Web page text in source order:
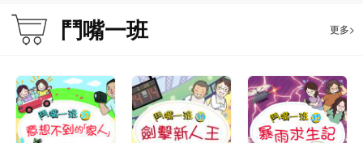
鬥嘴一班 更多>